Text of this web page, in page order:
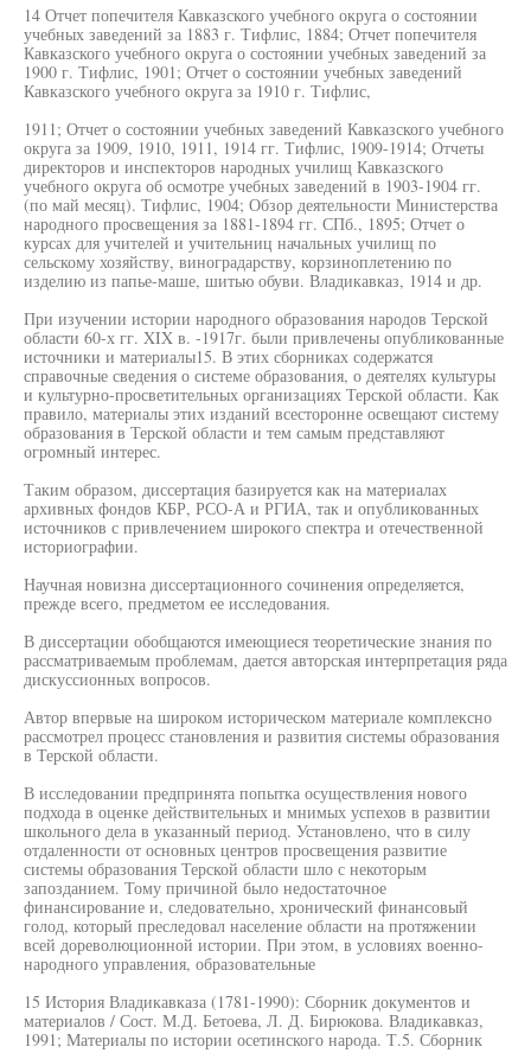
14 Отчет попечителя Кавказского учебного округа о состоянии
учебных заведений за 1883 г. Тифлис, 1884; Отчет попечителя
Кавказского учебного округа о состоянии учебных заведений за
1900 г. Тифлис, 1901; Отчет о состоянии учебных заведений
Кавказского учебного округа за 1910 г. Тифлис,
1911; Отчет о состоянии учебных заведений Кавказского учебного
округа за 1909, 1910, 1911, 1914 гг. Тифлис, 1909-1914; Отчеты
директоров и инспекторов народных училищ Кавказского
учебного округа об осмотре учебных заведений в 1903-1904 гг.
(по май месяц). Тифлис, 1904; Обзор деятельности Министерства
народного просвещения за 1881-1894 гг. СПб., 1895; Отчет о
курсах для учителей и учительниц начальных училищ по
сельскому хозяйству, виноградарству, корзиноплетению по
изделию из папье-маше, шитью обуви. Владикавказ, 1914 и др.
При изучении истории народного образования народов Терской
области 60-х гг. XIX в. -1917г. были привлечены опубликованные
источники и материалы15. В этих сборниках содержатся
справочные сведения о системе образования, о деятелях культуры
и культурно-просветительных организациях Терской области. Как
правило, материалы этих изданий всесторонне освещают систему
образования в Терской области и тем самым представляют
огромный интерес.
Таким образом, диссертация базируется как на материалах
архивных фондов КБР, РСО-А и РГИА, так и опубликованных
источников с привлечением широкого спектра и отечественной
историографии.
Научная новизна диссертационного сочинения определяется,
прежде всего, предметом ее исследования.
В диссертации обобщаются имеющиеся теоретические знания по
рассматриваемым проблемам, дается авторская интерпретация ряда
дискуссионных вопросов.
Автор впервые на широком историческом материале комплексно
рассмотрел процесс становления и развития системы образования
в Терской области.
В исследовании предпринята попытка осуществления нового
подхода в оценке действительных и мнимых успехов в развитии
школьного дела в указанный период. Установлено, что в силу
отдаленности от основных центров просвещения развитие
системы образования Терской области шло с некоторым
запозданием. Тому причиной было недостаточное
финансирование и, следовательно, хронический финансовый
голод, который преследовал население области на протяжении
всей дореволюционной истории. При этом, в условиях военно-
народного управления, образовательные
15 История Владикавказа (1781-1990): Сборник документов и
материалов / Сост. М.Д. Бетоева, Л. Д. Бирюкова. Владикавказ,
1991; Материалы по истории осетинского народа. Т.5. Сборник